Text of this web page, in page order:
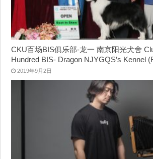
CKU百场BIS俱乐部-龙一 南京阳光犬舍
Hundred BIS- Dragon NJYGQS’s Kennel
2019年9月2日